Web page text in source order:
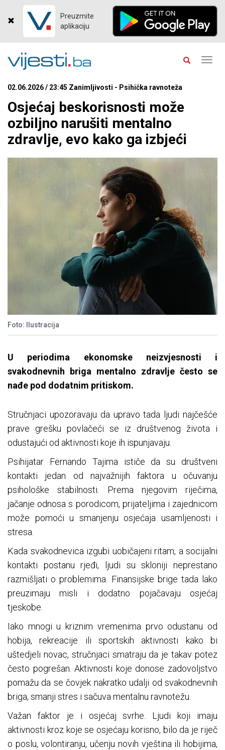
Preuzmite
aplikaciju
02.06.2026 / 23:45 Zanimljivosti - Psihička ravnoteža
Osjećaj beskorisnosti može
ozbiljno narušiti mentalno
zdravlje, evo kako ga izbjeći
Foto: Ilustracija
U periodima ekonomske neizvjesnosti i
svakodnevnih briga mentalno zdravlje često se
nađe pod dodatnim pritiskom.
Stručnjaci upozoravaju da upravo tada ljudi najčešće
prave grešku povlačeći se iz društvenog života i
odustajući od aktivnosti koje ih ispunjavaju.
Psihijatar Fernando Tajima ističe da su društveni
kontakti jedan od najvažnijih faktora u očuvanju
psihološke stabilnosti. Prema njegovim riječima,
jačanje odnosa s porodicom, prijateljima i zajednicom
može pomoći u smanjenju osjećaja usamljenosti i
stresa.
Kada svakodnevica izgubi uobičajeni ritam, a socijalni
kontakti postanu rjeđi, ljudi su skloniji neprestano
razmišljati o problemima. Finansijske brige tada lako
preuzimaju misli i dodatno pojačavaju osjećaj
tjeskobe.
Iako mnogi u kriznim vremenima prvo odustanu od
hobija, rekreacije ili sportskih aktivnosti kako bi
uštedjeli novac, stručnjaci smatraju da je takav potez
često pogrešan. Aktivnosti koje donose zadovoljstvo
pomažu da se čovjek nakratko udalji od svakodnevnih
briga, smanji stres i sačuva mentalnu ravnotežu.
Važan faktor je i osjećaj svrhe. Ljudi koji imaju
aktivnosti kroz koje se osjećaju korisno, bilo da je riječ
o poslu, volontiranju, učenju novih vještina ili hobijima,